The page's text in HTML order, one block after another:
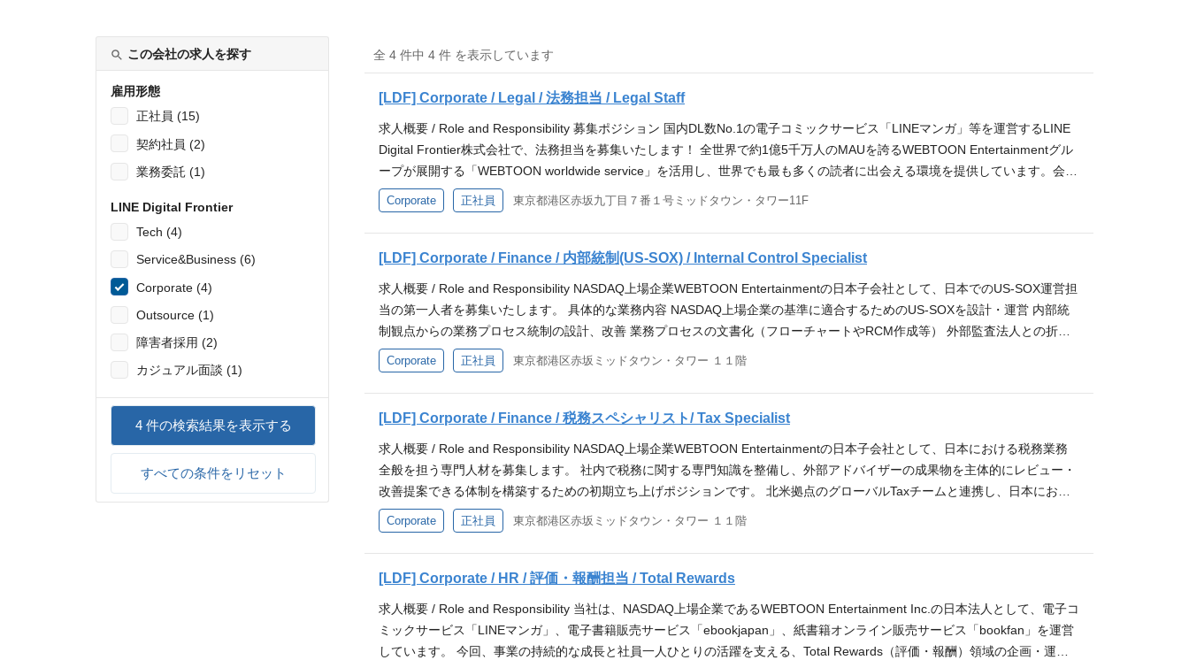
この会社の求人を探す
雇用形態
正社員 (15)
契約社員 (2)
業務委託 (1)
LINE Digital Frontier
Tech (4)
Service&Business (6)
Corporate (4)
Outsource (1)
障害者採用 (2)
カジュアル面談 (1)
4件の検索結果を表示する
すべての条件をリセット
全 4 件中 4 件 を表示しています
[LDF] Corporate / Legal / 法務担当 / Legal Staff
求人概要 / Role and Responsibility 募集ポジション 国内DL数No.1の電子コミックサービス「LINEマンガ」等を運営するLINE
Digital Frontier株式会社で、法務担当を募集いたします！ 全世界で約1億5千万人のMAUを誇るWEBTOON Entertainmentグル
ープが展開する「WEBTOON worldwide service」を活用し、世界でも最も多くの読者に出会える環境を提供しています。会社
の成長・拡大とともに、ご自身の成長ややりがいも大きく感じていただけるポジションです。 ご担当いただく業務は主に以下
のとおりです。 法務相談（景品表示法、資金決済法、特商法、個人情報保護法、カスタマーサポート等） 契約審査（執筆出版
契約、ライセンス契約、アニメ化等IPビジネス関連の契約、広告に関する契約、業務委託契約、秘密保持契約等） ※英文契
約書は全体の30％程度ですがグローバル展開の拡大により増える可能性があります。 行政手続全般（資金決済法の届出、外為
各種知財権の出願 コンプライアンス遵守のための体制整備（反社チェック、リスクマネジメント委員会） 社内研修（e-learnin
g、改正法の周知） 最新法令のリサーチおよびパブコメの提出など（最近ではスマホ法、AI規制など） 法務用システムの運用
管理 M＆Aおよび投資契約 紛争対応 外部監査および内部監査の調査の対応（主に日本の会計監査、US-SOX監査、ISMS監査
等） スキルやご希望により、将来ご担当いただく可能性がある業務の一部になります。 取締役会および株主総会の運営 内部
（弁護士、司法書士、行政書士、ビジネス実務法務検定２級以上など） 英文契約書（ドラフティングレベル） 語学スキル（英
語、韓国語） 求める人物像 前向きに課題に向き合いこれらを解決する力を持った方 社内外の関係者と円滑かつ明確なコミュ
ニケーションを取って、物事を進めることが出来る方 マルチタスクの管理ができる方 選考フロー / Selection Process 書類選
考→1次面接→最終面接 ※面接回数は状況により変更となる場合があります
Corporate 正社員 東京都港区赤坂九丁目７番１号ミッドタウン・タワー11F
[LDF] Corporate / Finance / 内部統制(US-SOX) / Internal Control Specialist
求人概要 / Role and Responsibility NASDAQ上場企業WEBTOON Entertainmentの日本子会社として、日本でのUS-SOX運営担
当の第一人者を募集いたします。 具体的な業務内容 NASDAQ上場企業の基準に適合するためのUS-SOXを設計・運営 内部統
制観点からの業務プロセス統制の設計、改善 業務プロセスの文書化（フローチャートやRCM作成等） 外部監査法人との折
衝、指摘事項への対応および改善報告 応募資格 / Qualifications 必須経験 事業会社における内部統制（US-SOXまたはJ-SOX）
の経験5年以上 外部監査人対応経験 コンテンツプラットフォーム企業の財務諸表、会計処理及び内部統制に対する高い理解 歓
迎経験 統制活動の設計及び評価を直接遂行し、現業部署と効果的にコミュニケーションした経験 運営実態点検過程で例外事項
を直接識別し、改善措置を導出・実行した経験 問題解決のための分析的アプローチと改善方案を実際に適用した経験 韓国語も
統制水準の中で成長したい意欲のある方 Cross-borderプロジェクトやグローバル環境での業務に柔軟に取り組める方 困難な協
業状況でも粘り強く関係部署と連携し、課題解決を推進できる方 分析的思考で不備事項を識別し、実効性のある改善策を提
示・実行できる方 初期運営段階のチームで自ら改善意見を出し、組織の成長に貢献したい方 オープンなコミュニケーションを
大切にし、チームメンバーと協働できる方 選考フロー / Selection Process 書類選考→1次面接→最終面接 ※面接回数は状況に
Corporate 正社員 東京都港区赤坂ミッドタウン・タワー １１階
[LDF] Corporate / Finance / 税務スペシャリスト/ Tax Specialist
求人概要 / Role and Responsibility NASDAQ上場企業WEBTOON Entertainmentの日本子会社として、日本における税務業務
全般を担う専門人材を募集します。 社内で税務に関する専門知識を整備し、外部アドバイザーの成果物を主体的にレビュー・
改善提案できる体制を構築するための初期立ち上げポジションです。 北米拠点のグローバルTaxチームと連携し、日本におけ
る税務業務を担っていただきます。 具体的な業務内容 入社後、まずは下記の業務領域を中心にご担当いただきます。 各種税
務申告対応(法人税・消費税・源泉所得税 等) 税効果会計関連業務(Tax Provision) 外部会計法人/税理士法人とのコミュニケーシ
ョン・成果物レビュー US-SOX観点からの税務統制対応 税務調査・税務当局対応 クロスボーダー取引に関する税務リスクの
事前検討と移転価格政策の高度化 グローバルTaxチーム(北米)との協業 応募資格 / Qualifications 必須経験 監査法人または税理
部アドバイザーの成果物を批判的にレビューし、フィードバックできるレベル) US-SOXまたはJ-SOX等の内部統制対応経験、
もしくは上場企業の税務対応経験 歓迎経験 米国上場企業またはグローバル企業での税務経験 英語または韓国語でのビジネス
Corporate 正社員 東京都港区赤坂ミッドタウン・タワー １１階
[LDF] Corporate / HR / 評価・報酬担当 / Total Rewards
求人概要 / Role and Responsibility 当社は、NASDAQ上場企業であるWEBTOON Entertainment Inc.の日本法人として、電子コ
ミックサービス「LINEマンガ」、電子書籍販売サービス「ebookjapan」、紙書籍オンライン販売サービス「bookfan」を運営
しています。 今回、事業の持続的な成長と社員一人ひとりの活躍を支える、Total Rewards（評価・報酬）領域の企画・運用